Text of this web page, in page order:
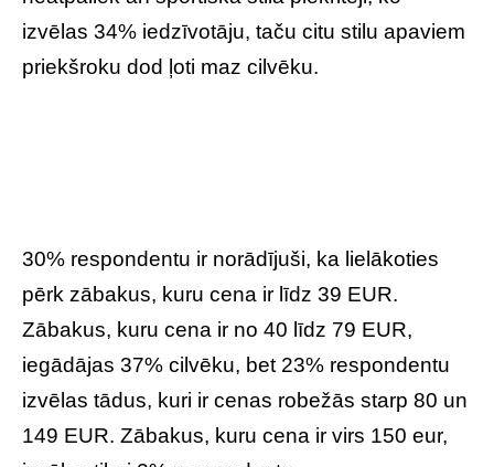
izvēlas 34% iedzīvotāju, taču citu stilu apaviem
priekšroku dod ļoti maz cilvēku.
30% respondentu ir norādījuši, ka lielākoties
pērk zābakus, kuru cena ir līdz 39 EUR.
Zābakus, kuru cena ir no 40 līdz 79 EUR,
iegādājas 37% cilvēku, bet 23% respondentu
izvēlas tādus, kuri ir cenas robežās starp 80 un
149 EUR. Zābakus, kuru cena ir virs 150 eur,